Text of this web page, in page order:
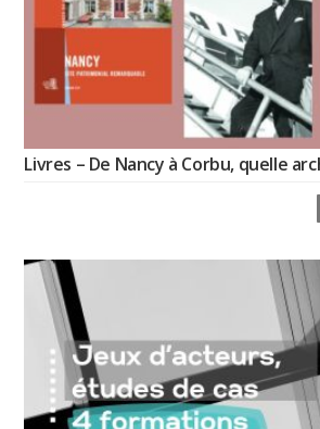
Livres – De Nancy à Corbu, quelle